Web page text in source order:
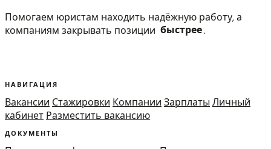
Помогаем юристам находить надёжную работу, а
компаниям закрывать позиции быстрее.
НАВИГАЦИЯ
Вакансии Стажировки Компании Зарплаты Личный
кабинет Разместить вакансию
ДОКУМЕНТЫ